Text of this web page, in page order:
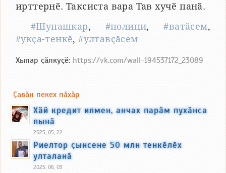
ирттернӗ. Таксиста вара Тав хучӗ панӑ.
#Шупашкар, #полици,#ватӑсем,
#укҫа-тенкӗ,#ултавҫӑсем
Хыпар ҫӑлкуҫӗ: https://vk.com/wall-194537172_23089
Ҫавӑн пекех пӑхӑр
Хӑй кредит илмен, анчах парӑм пухӑнса
пынӑ
2025, 05, 22
Риелтор ҫынсене 50 млн тенкӗлӗх
улталанӑ
2025, 06, 03